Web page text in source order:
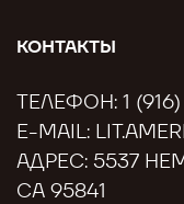
КОНТАКТЫ
ТЕЛЕФОН: 1
E-MAIL:
АДРЕС: 5537
CA 95841